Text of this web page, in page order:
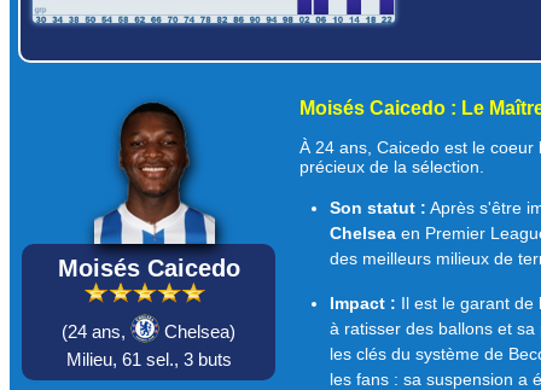
Moisés Caicedo
(24 ans,
Chelsea)
Milieu, 61 sel., 3 buts
Moisés Caicedo : Le
À 24 ans, Caicedo est le
précieux de la sélection.
Son statut : Après s'être
Chelsea en Premier
des meilleurs milieux de
Impact : Il est le garant de
à ratisser des ballons et
les clés du système de
les fans : sa suspension a